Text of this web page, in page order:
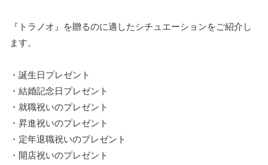
『トラノオ』を贈るのに適したシチュエーションをご紹介し
ます。
・誕生日プレゼント
・結婚記念日プレゼント
・就職祝いのプレゼント
・昇進祝いのプレゼント
・定年退職祝いのプレゼント
・開店祝いのプレゼント